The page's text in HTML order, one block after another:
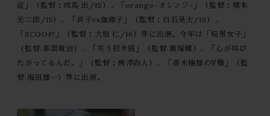
証」（監督：成島 出/15）、「orange-オレンジ-」（監督：橋本
光二郎/15）、「貞子vs伽椰子」（監督：白石晃士/16）、
「SCOOP!」（監督：大根 仁/16）等に出演。今年は「暗黒女子」
（監督:耶雲哉治）、「笑う招き猫」（監督:飯塚健）、「心が叫び
たがってるんだ。」（監督：熊澤尚人）、「斉木楠雄のΨ難」（監
督:福田雄一）等に出演。